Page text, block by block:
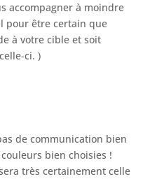
accompagner à moindre
pour être certain que
à votre cible et soit
ci. )
de communication bien
bien choisies !
très certainement celle